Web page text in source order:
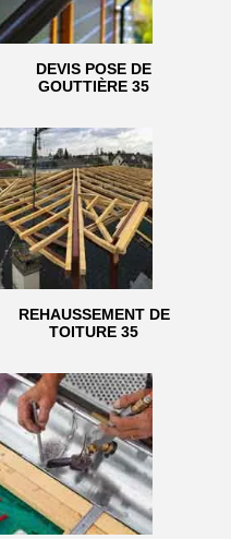
DEVIS POSE DE
GOUTTIÈRE 35
REHAUSSEMENT DE
TOITURE 35